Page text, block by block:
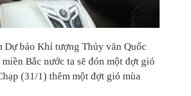
Dự báo Khí tượng Thủy văn Quốc
Bắc nước ta sẽ đón một đợt gió
(31/1) thêm một đợt gió mùa